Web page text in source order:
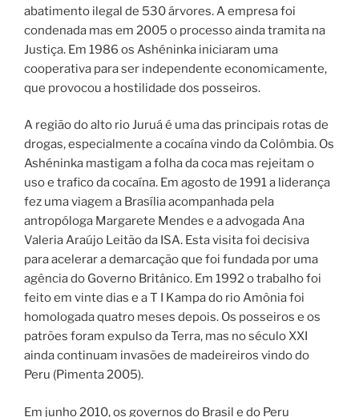
abatimento ilegal de 530 árvores. A empresa foi
condenada mas em 2005 o processo ainda tramita na
Justiça. Em 1986 os Ashéninka iniciaram uma
cooperativa para ser independente economicamente,
que provocou a hostilidade dos posseiros.
A região do alto rio Juruá é uma das principais rotas de
drogas, especialmente a cocaína vindo da Colômbia. Os
Ashéninka mastigam a folha da coca mas rejeitam o
uso e trafico da cocaína. Em agosto de 1991 a liderança
fez uma viagem a Brasília acompanhada pela
antropóloga Margarete Mendes e a advogada Ana
Valeria Araújo Leitão da ISA. Esta visita foi decisiva
para acelerar a demarcação que foi fundada por uma
agência do Governo Britânico. Em 1992 o trabalho foi
feito em vinte dias e a T I Kampa do rio Amônia foi
homologada quatro meses depois. Os posseiros e os
patrões foram expulso da Terra, mas no século XXI
ainda continuam invasões de madeireiros vindo do
Peru (Pimenta 2005).
Em junho 2010, os governos do Brasil e do Peru